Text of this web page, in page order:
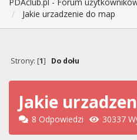
Jakie urzadzenie do map
Strony: [1] Do dołu
Jakie
8 Odpowiedzi 30337